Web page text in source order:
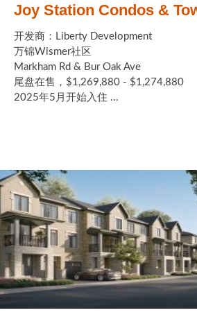
Joy Station Condos &
开发商：Liberty Development
万锦Wismer社区
Markham Rd & Bur Oak Ave
尾盘在售，$1,269,880 - $1,274,880
2025年5月开始入住 ...